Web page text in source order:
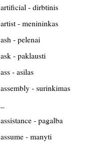
artificial - dirbtinis
artist - menininkas
ash - pelenai
ask - paklausti
ass - asilas
assembly - surinkimas
assistance - pagalba
assume - manyti